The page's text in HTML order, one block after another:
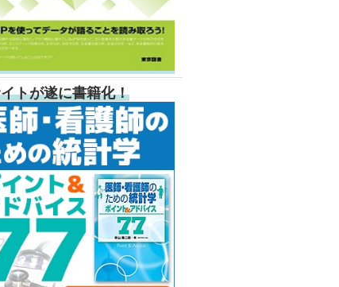
トが遂に書籍化！